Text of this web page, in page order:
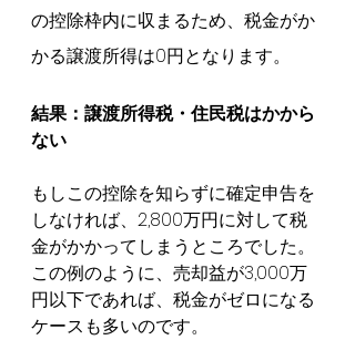
の控除枠内に収まるため、税金がか
かる譲渡所得は0円となります。
結果：譲渡所得税・住民税はかから
ない
もしこの控除を知らずに確定申告を
しなければ、2,800万円に対して税
金がかかってしまうところでした。
この例のように、売却益が3,000万
円以下であれば、税金がゼロになる
ケースも多いのです。